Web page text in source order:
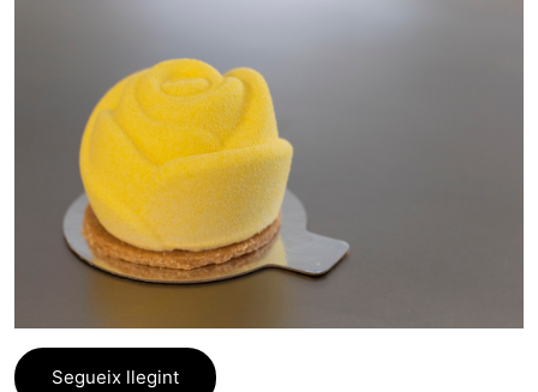
Segueix llegint